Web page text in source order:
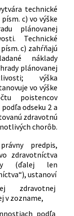
a dopĺňa zákon
poistení
zákona č. 95/2002
o zmene a
v znení
a ktorým sa
Z. z. o
dohľade nad
a o zmene
zákonov v znení
a dopĺňa zákon
službe
a o zmene a
v znení
a ktorým sa
zákony
a dopĺňa zákon
nad zdravotnou
technické
c) vo výške
plánovanej
Technické
c) zahŕňajú
náklady
plánovanej
výška
vo výške
poistencov
odseku 2 a
zdravotnú
chorôb.
predpis,
zdravotníctva
(ďalej len
ustanoví
zdravotnej
v zozname,
podľa